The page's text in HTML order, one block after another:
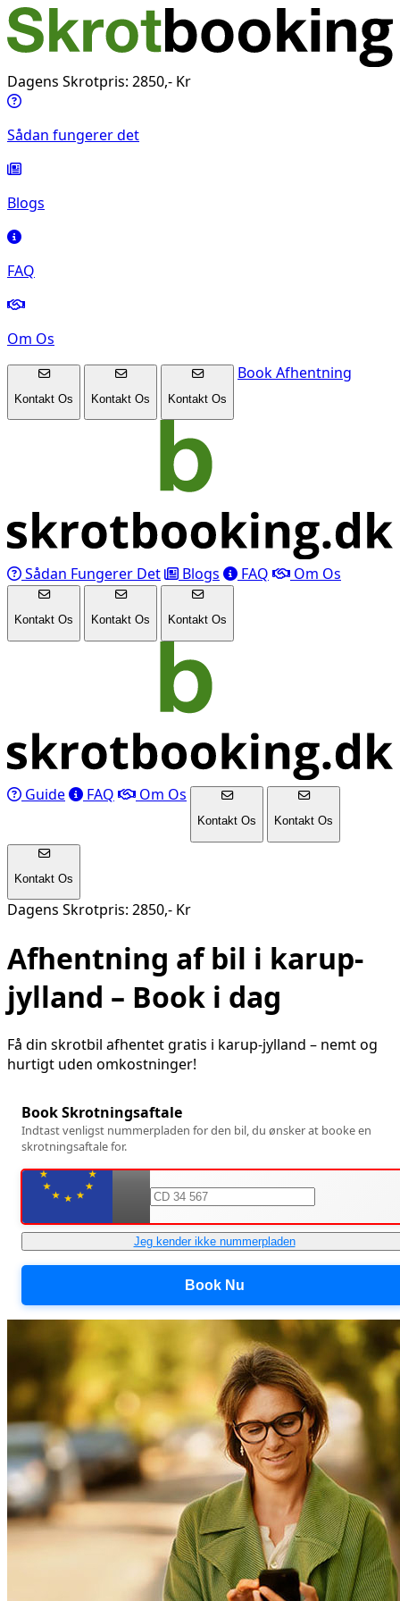
Dagens Skrotpris: 2850,- Kr
Sådan fungerer det
Blogs
FAQ
Om Os
Kontakt Os Kontakt Os Kontakt Os
Book Afhentning
Sådan Fungerer Det Blogs FAQ Om Os
Kontakt Os Kontakt Os Kontakt Os
Guide FAQ Om Os
Kontakt Os Kontakt Os
Kontakt Os
Dagens Skrotpris: 2850,- Kr
Afhentning af bil i karup-
jylland – Book i dag
Få din skrotbil afhentet gratis i karup-jylland – nemt og
hurtigt uden omkostninger!
Book Skrotningsaftale
Indtast venligst nummerpladen for den bil, du ønsker at booke en
skrotningsaftale for.
Jeg kender ikke nummerpladen
Book Nu